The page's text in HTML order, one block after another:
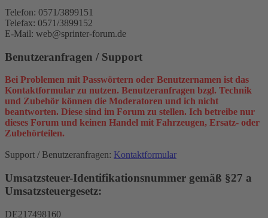
Telefon: 0571/3899151
Telefax: 0571/3899152
E-Mail: web@sprinter-forum.de
Benutzeranfragen / Support
Bei Problemen mit Passwörtern oder Benutzernamen ist das
Kontaktformular zu nutzen. Benutzeranfragen bzgl. Technik
und Zubehör können die Moderatoren und ich nicht
beantworten. Diese sind im Forum zu stellen. Ich betreibe nur
dieses Forum und keinen Handel mit Fahrzeugen, Ersatz- oder
Zubehörteilen.
Support / Benutzeranfragen: Kontaktformular
Umsatzsteuer-Identifikationsnummer gemäß §27 a
Umsatzsteuergesetz:
DE217498160